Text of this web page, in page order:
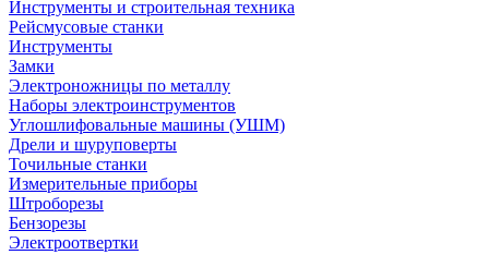
Инструменты и строительная техника
Рейсмусовые станки
Инструменты
Замки
Электроножницы по металлу
Наборы электроинструментов
Углошлифовальные машины (УШМ)
Дрели и шуруповерты
Точильные станки
Измерительные приборы
Штроборезы
Бензорезы
Электроотвертки